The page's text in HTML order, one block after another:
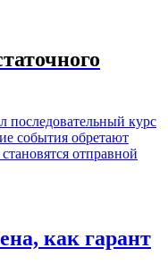
курс
события обретают
отправной
как гарант